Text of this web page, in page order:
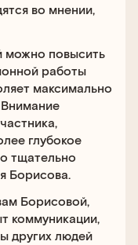
во мнении,
можно повысить
работы
максимально
Внимание
глубокое
тщательно
Борисова.
Борисовой,
коммуникации,
других людей